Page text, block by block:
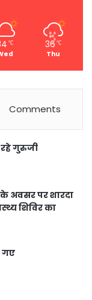
℃ 36 ℃
Thu
Comments
रहे गुरुजी
के अवसर पर शारदा
शिविर का
गए